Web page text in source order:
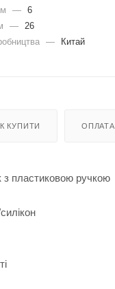
— 6
—
26
— Китай
КУПИТИ ОПЛАТА
з пластиковою ручкою